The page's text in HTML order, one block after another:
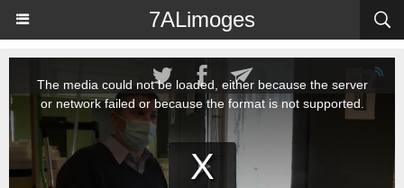
7ALimoges